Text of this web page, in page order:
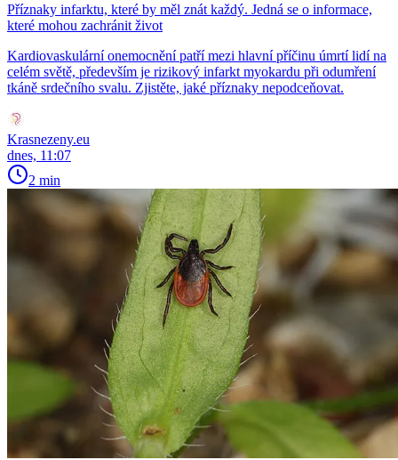
Příznaky infarktu, které by měl znát každý. Jedná se o informace,
které mohou zachránit život
Kardiovaskulární onemocnění patří mezi hlavní příčinu úmrtí lidí na
celém světě, především je rizikový infarkt myokardu při odumření
tkáně srdečního svalu. Zjistěte, jaké příznaky nepodceňovat.
Krasnezeny.eu
dnes, 11:07
2 min